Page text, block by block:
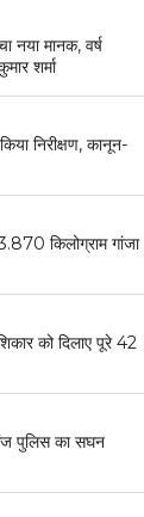
नया मानक, वर्ष
शर्मा
निरीक्षण, कानून-
किलोग्राम गांजा
को दिलाए पूरे 42
पुलिस का सघन